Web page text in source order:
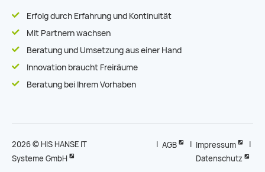
Erfolg durch Erfahrung und Kontinuität
Mit Partnern wachsen
Beratung und Umsetzung aus einer Hand
Innovation braucht Freiräume
Beratung bei Ihrem Vorhaben
2026 © HIS HANSE IT
Systeme GmbH
| AGB | Impressum
|
Datenschutz